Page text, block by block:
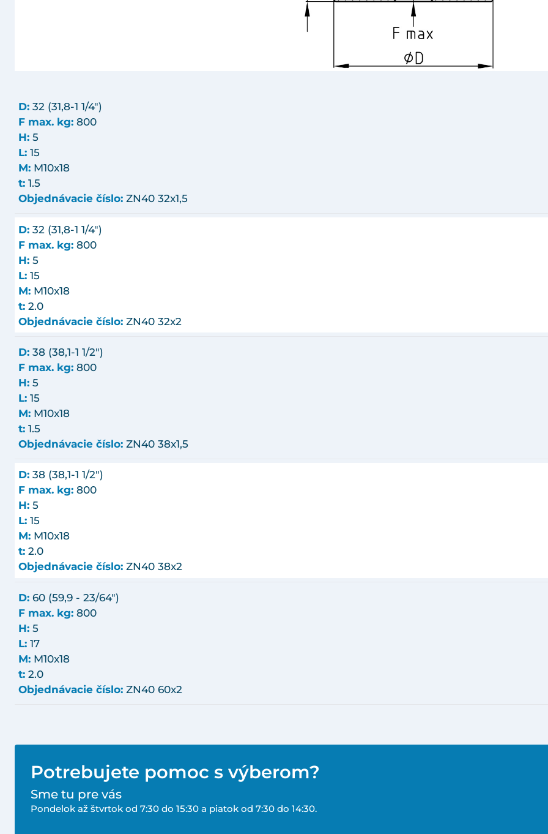
D: 32 (31,8-1 1/4")
F max. kg: 800
H: 5
L: 15
M: M10x18
t: 1.5
Objednávacie číslo: ZN40 32x1,5
D: 32 (31,8-1 1/4")
F max. kg: 800
H: 5
L: 15
M: M10x18
t: 2.0
Objednávacie číslo: ZN40 32x2
D: 38 (38,1-1 1/2")
F max. kg: 800
H: 5
L: 15
M: M10x18
t: 1.5
Objednávacie číslo: ZN40 38x1,5
D: 38 (38,1-1 1/2")
F max. kg: 800
H: 5
L: 15
M: M10x18
t: 2.0
Objednávacie číslo: ZN40 38x2
D: 60 (59,9 - 23/64")
F max. kg: 800
H: 5
L: 17
M: M10x18
t: 2.0
Objednávacie číslo: ZN40 60x2
Potrebujete pomoc s výberom?
Sme tu pre vás
Pondelok až štvrtok od 7:30 do 15:30 a piatok od 7:30 do 14:30.